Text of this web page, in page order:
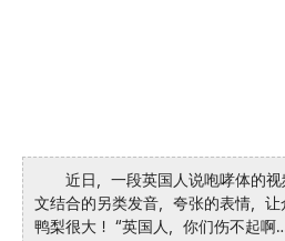
近日，一段英国人说咆哮体的
文结合的另类发音，夸张的表情，让
鸭梨很大！ “英国人，你们伤不起